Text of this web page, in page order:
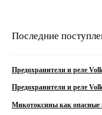
Последние
Предохранители и реле
Предохранители и реле
Микотоксины как опасные